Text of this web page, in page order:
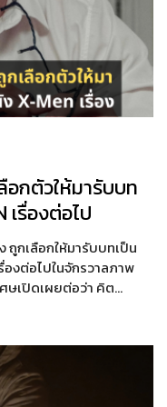
อกตัวให้มารับบท
เรื่องต่อไป
ถูกเลือกให้มารับบทเป็น
งต่อไปในจักรวาลภาพ
ษเปิดเผยต่อว่า คิต…